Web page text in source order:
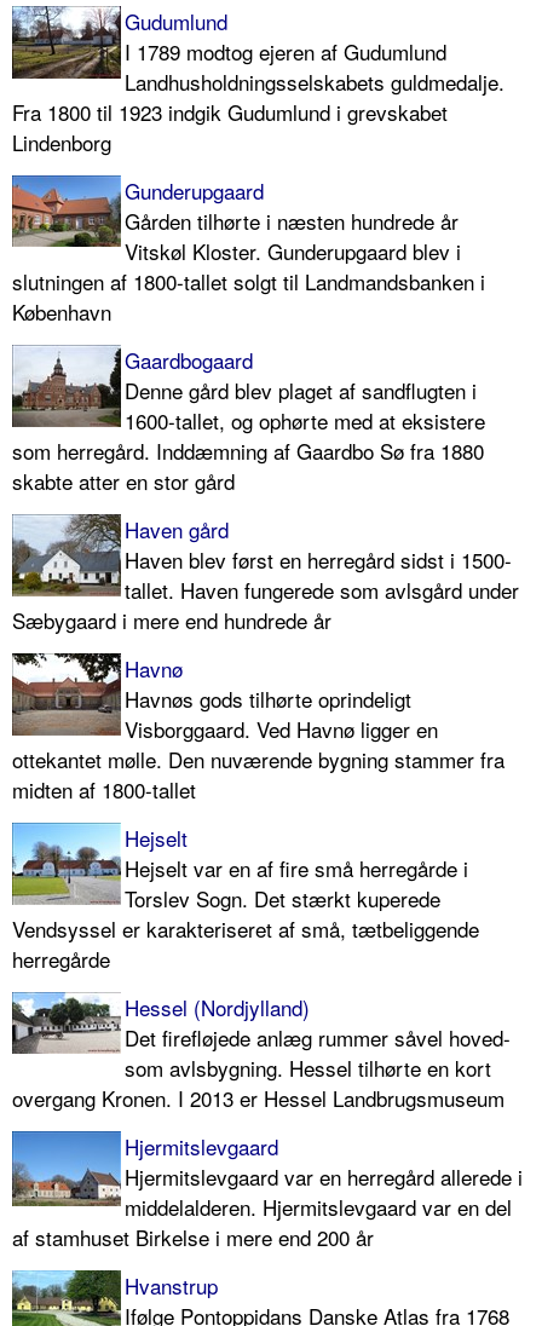
Gudumlund
I 1789 modtog ejeren af Gudumlund
Landhusholdningsselskabets guldmedalje.
Fra 1800 til 1923 indgik Gudumlund i grevskabet
Lindenborg
Gunderupgaard
Gården tilhørte i næsten hundrede år
Vitskøl Kloster. Gunderupgaard blev i
slutningen af 1800-tallet solgt til Landmandsbanken i
København
Gaardbogaard
Denne gård blev plaget af sandflugten i
1600-tallet, og ophørte med at eksistere
som herregård. Inddæmning af Gaardbo Sø fra 1880
skabte atter en stor gård
Haven gård
Haven blev først en herregård sidst i 1500-
tallet. Haven fungerede som avlsgård under
Sæbygaard i mere end hundrede år
Havnø
Havnøs gods tilhørte oprindeligt
Visborggaard. Ved Havnø ligger en
ottekantet mølle. Den nuværende bygning stammer fra
midten af 1800-tallet
Hejselt
Hejselt var en af fire små herregårde i
Torslev Sogn. Det stærkt kuperede
Vendsyssel er karakteriseret af små, tætbeliggende
herregårde
Hessel (Nordjylland)
Det firefløjede anlæg rummer såvel hoved-
som avlsbygning. Hessel tilhørte en kort
overgang Kronen. I 2013 er Hessel Landbrugsmuseum
Hjermitslevgaard
Hjermitslevgaard var en herregård allerede i
middelalderen. Hjermitslevgaard var en del
af stamhuset Birkelse i mere end 200 år
Hvanstrup
Ifølge Pontoppidans Danske Atlas fra 1768